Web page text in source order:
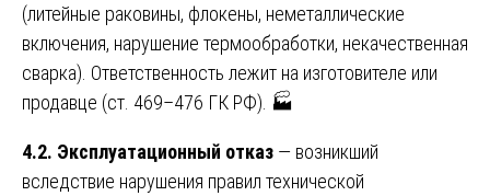
(литейные раковины, флокены, неметаллические
включения, нарушение термообработки, некачественная
сварка). Ответственность лежит на изготовителе или
продавце (ст. 469–476 ГК РФ). 🏭
4.2. Эксплуатационный отказ — возникший
вследствие нарушения правил технической